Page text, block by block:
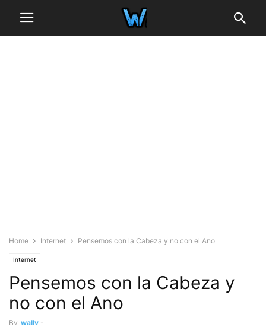
Home Internet Pensemos con la Cabeza y no con el Ano
Internet
Pensemos con la Cabeza y
no con el Ano
By wally -